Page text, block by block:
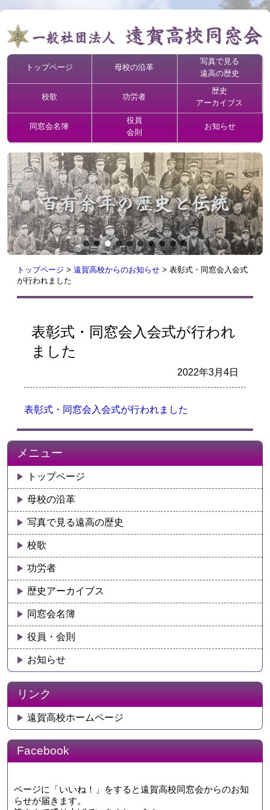
トップページ 母校の沿革
写真で見る
遠高の歴史
校歌 功労者
歴史
アーカイブス
同窓会名簿
役員
会則
お知らせ
トップページ > 遠賀高校からのお知らせ > 表彰式・同窓会入会式
が行われました
表彰式・同窓会入会式が行われ
ました
2022年3月4日
表彰式・同窓会入会式が行われました
メニュー
トップページ
母校の沿革
写真で見る遠高の歴史
校歌
功労者
歴史アーカイブス
同窓会名簿
役員・会則
お知らせ
リンク
遠賀高校ホームページ
Facebook
ページに「いいね！」をすると遠賀高校同窓会からのお知
らせが届きます。